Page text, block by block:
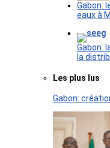
Gabon:
eaux à
Gabon:
la
Les plus lus
Gabon: